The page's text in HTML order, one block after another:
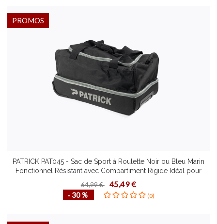
PATRICK PAT045 - Sac de Sport à Roulette Noir ou Bleu Marin
Fonctionnel Résistant avec Compartiment Rigide Idéal pour
Rangement Chaussures
64,99 € 45,49 €
‐ 30 % (0)
PROMOS